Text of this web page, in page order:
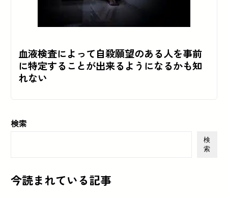
血液検査によって自殺願望のある人を事前
に特定することが出来るようになるかも知
れない
検索
検
索
今読まれている記事